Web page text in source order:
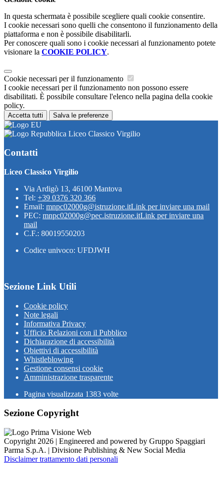
In questa schermata è possibile scegliere quali cookie consentire.
I cookie necessari sono quelli che consentono il funzionamento della
piattaforma e non è possibile disabilitarli.
Per conoscere quali sono i cookie necessari al funzionamento potete
visionare la COOKIE POLICY.
Cookie necessari per il funzionamento
I cookie necessari per il funzionamento non possono essere
disabilitati. È possibile consultare l'elenco nella pagina della cookie
policy.
Accetta tutti Salva le preferenze
Liceo Classico Virgilio
Contatti
Liceo Classico Virgilio
Via Ardigò 13, 46100 Mantova
Tel: +39 0376 320 366
Email: mnpc02000g@istruzione.itLink per inviare una mail
PEC: mnpc02000g@pec.istruzione.itLink per inviare una
mail
C.F.: 80019550203
Codice univoco: UFDJWH
Sezione Link Utili
Cookie policy
Note legali
Informativa Privacy
Ufficio Relazioni con il Pubblico
Dichiarazione di accessibilità
Obiettivi di accessibilità
Whistleblowing
Gestione consensi cookie
Amministrazione trasparente
Pagina visualizzata 1383 volte
Sezione Copyright
Copyright 2026 | Engineered and powered by Gruppo Spaggiari
Parma S.p.A. | Divisione Publishing & New Social Media
Disclaimer trattamento dati personali